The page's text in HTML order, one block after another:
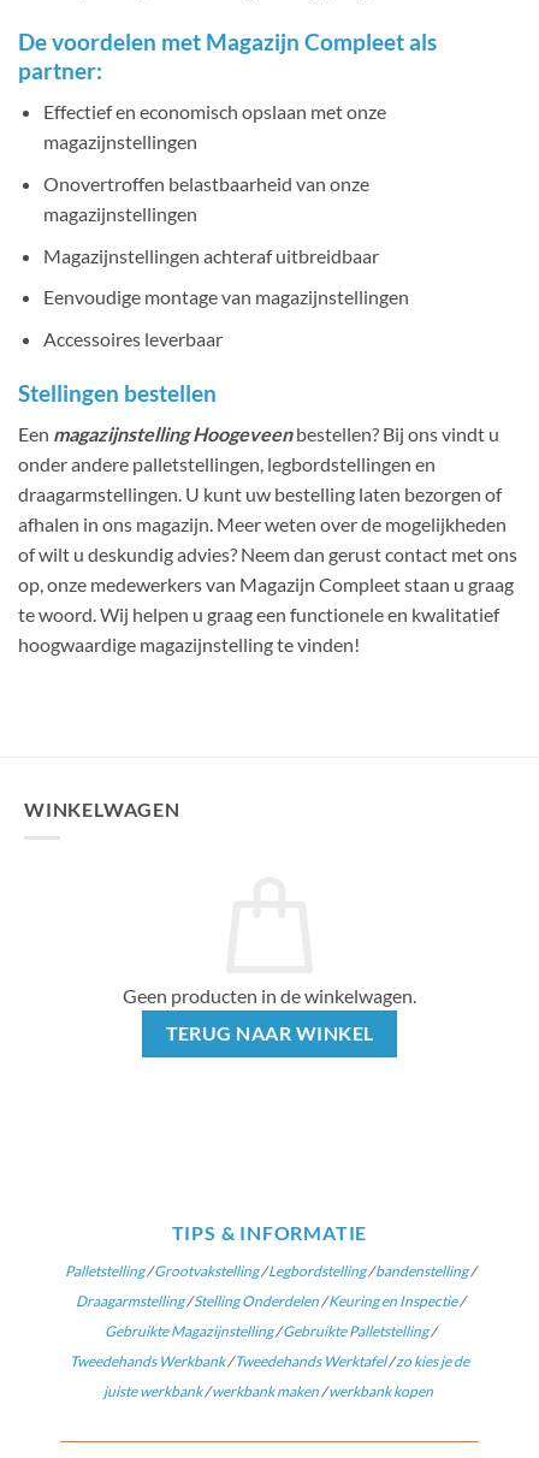
De voordelen met Magazijn Compleet als
partner:
Effectief en economisch opslaan met onze
magazijnstellingen
Onovertroffen belastbaarheid van onze
magazijnstellingen
Magazijnstellingen achteraf uitbreidbaar
Eenvoudige montage van magazijnstellingen
Accessoires leverbaar
Stellingen bestellen
Een magazijnstelling Hoogeveenbestellen? Bij ons vindt u
onder andere palletstellingen, legbordstellingen en
draagarmstellingen. U kunt uw bestelling laten bezorgen of
afhalen in ons magazijn. Meer weten over de mogelijkheden
of wilt u deskundig advies? Neem dan gerust contact met ons
op, onze medewerkers van Magazijn Compleet staan u graag
te woord. Wij helpen u graag een functionele en kwalitatief
hoogwaardige magazijnstelling te vinden!
WINKELWAGEN
Geen producten in de winkelwagen.
TERUG NAAR WINKEL
TIPS & INFORMATIE
Palletstelling/Grootvakstelling/Legbordstelling/bandenstelling/
Draagarmstelling/Stelling Onderdelen/Keuring en Inspectie/
Gebruikte Magazijnstelling/Gebruikte Palletstelling/
Tweedehands Werkbank/Tweedehands Werktafel/zo kies je de
juiste werkbank/werkbank maken /werkbank kopen